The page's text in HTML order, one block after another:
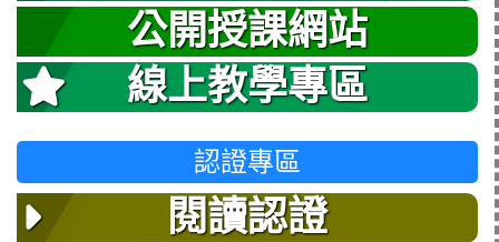
公開授課網站
線上教學專區
認證專區
閱讀認證